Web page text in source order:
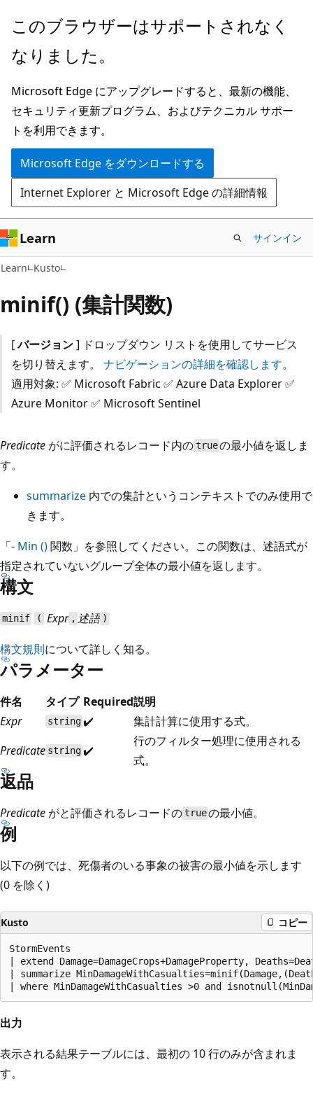
メ
ン
ン
テ
ン
ツ
に
ス
キ
ッ
プ
このブラウザーはサポートされなく
なりました。
Microsoft Edge にアップグレードすると、最新の機能、
セキュリティ更新プログラム、およびテクニカル サポー
トを利用できます。
Microsoft Edge をダウンロードする
Internet Explorer と Microsoft Edge の詳細情報
Learn サインイン
Learn Kusto
minif() (集計関数)
[バージョン] ドロップダウン リストを使用してサービス
を切り替えます。 ナビゲーションの詳細を確認します。
適用対象: ✅ Microsoft Fabric ✅ Azure Data Explorer ✅
Azure Monitor ✅ Microsoft Sentinel
Predicate がに評価されるレコード内のtrueの最小値を返しま
す。
summarize 内での集計というコンテキストでのみ使用で
きます。
「- Min ()関数」を参照してください。この関数は、述語式が
指定されていないグループ全体の最小値を返します。
構文
minif ( Expr , 述語 )
構文規則について詳しく知る。
パラメーター
件名 タイプ Required説明
Expr
string ✔️
集計計算に使用する式。
Predicate string ✔️
行のフィルター処理に使用される
式。
返品
Predicate がと評価されるレコードのtrueの最小値。
例
以下の例では、死傷者のいる事象の被害の最小値を示します
(0 を除く)
Kusto コピー
StormEvents
| extend Damage=DamageCrops+DamageProperty,
| summarize
出力
表示される結果テーブルには、最初の 10 行のみが含まれま
す。